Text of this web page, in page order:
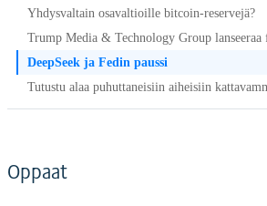
Yhdysvaltain osavaltioille bitcoin-reservejä?
Trump Media & Technology Group
DeepSeek ja Fedin paussi
Tutustu alaa puhuttaneisiin aiheisiin
Oppaat